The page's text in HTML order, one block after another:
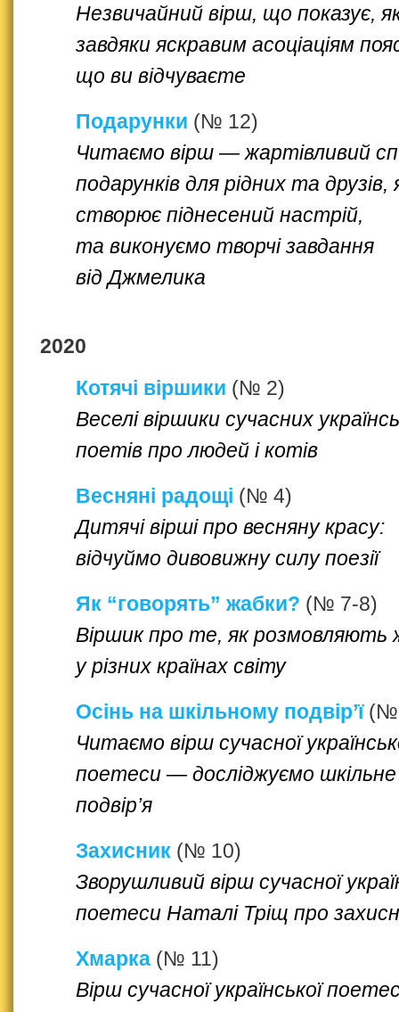
Незвичайний вірш, що показує,
завдяки яскравим асоціаціям
що ви відчуваєте
Подарунки (№ 12)
Читаємо вірш — жартівливий
подарунків для рідних та друзів,
створює піднесений настрій,
та виконуємо творчі завдання
від Джмелика
2020
Котячі віршики (№ 2)
Веселі віршики сучасних
поетів про людей і котів
Весняні радощі (№ 4)
Дитячі вірші про весняну красу:
відчуймо дивовижну силу поезії
Як “говорять” жабки? (№ 7-8)
Віршик про те, як розмовляють
у різних країнах світу
Осінь на шкільному подвір’ї (№
Читаємо вірш сучасної
поетеси — досліджуємо шкільне
подвір’я
Захисник (№ 10)
Зворушливий вірш сучасної
поетеси Наталі Тріщ про
Хмарка (№ 11)
Вірш сучасної української